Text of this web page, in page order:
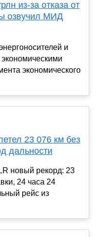
из-за отказа от
озвучил МИД
и
экономического
23 076 км без
дальности
новый рекорд: 23
24 часа 24
рейс из